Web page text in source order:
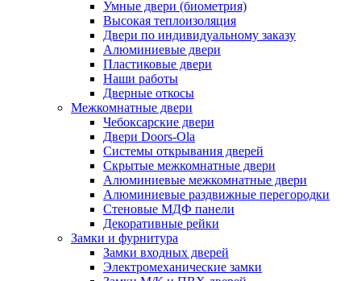
Умные двери (биометрия)
Высокая теплоизоляция
Двери по индивидуальному заказу
Алюминиевые двери
Пластиковые двери
Наши работы
Дверные откосы
Межкомнатные двери
Чебоксарские двери
Двери Doors-Ola
Системы открывания дверей
Скрытые межкомнатные двери
Алюминиевые межкомнатные двери
Алюминиевые раздвижные перегородки
Стеновые МДФ панели
Декоративные рейки
Замки и фурнитура
Замки входных дверей
Электромеханические замки